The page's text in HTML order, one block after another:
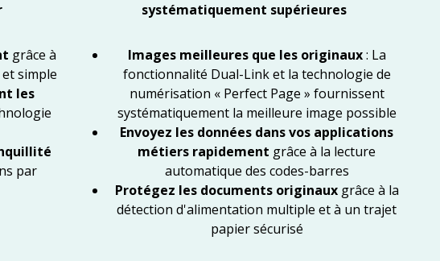
grâce à
simple
les
par
systématiquement supérieures
Images meilleures que les originaux: La
fonctionnalité Dual-Link et la technologie de
numérisation « Perfect Page » fournissent
systématiquement la meilleure image possible
Envoyez les données dans vos applications
métiers rapidement grâce à la lecture
automatique des codes-barres
Protégez les documents originauxgrâce à la
détection d'alimentation multiple et à un trajet
papier sécurisé